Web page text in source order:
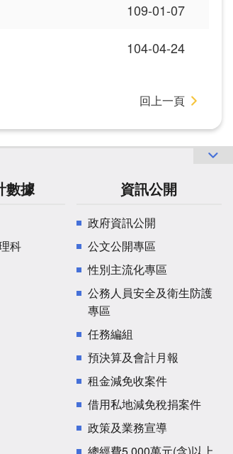
109-01-07
104-04-24
回上一頁
數據
科
資訊公開
政府資訊公開
公文公開專區
性別主流化專區
公務人員安全及衛生防護
專區
任務編組
預決算及會計月報
租金減免收案件
借用私地減免稅捐案件
政策及業務宣導